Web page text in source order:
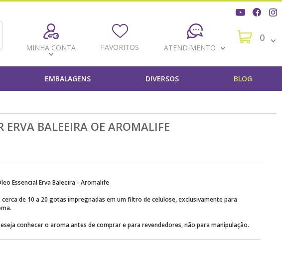
MINHA CONTA FAVORITOS ATENDIMENTO
0
EMBALAGENS DIVERSOS BLOG
ERVA BALEEIRA OE AROMALIFE
Essencial Erva Baleeira - Aromalife
de 10 a 20 gotas impregnadas em um filtro de celulose, exclusivamente para
conhecer o aroma antes de comprar e para revendedores, não para manipulação.